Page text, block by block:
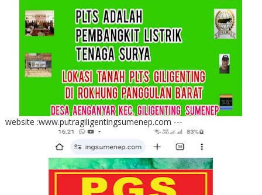
website :www.putragiligentingsumenep.com ---